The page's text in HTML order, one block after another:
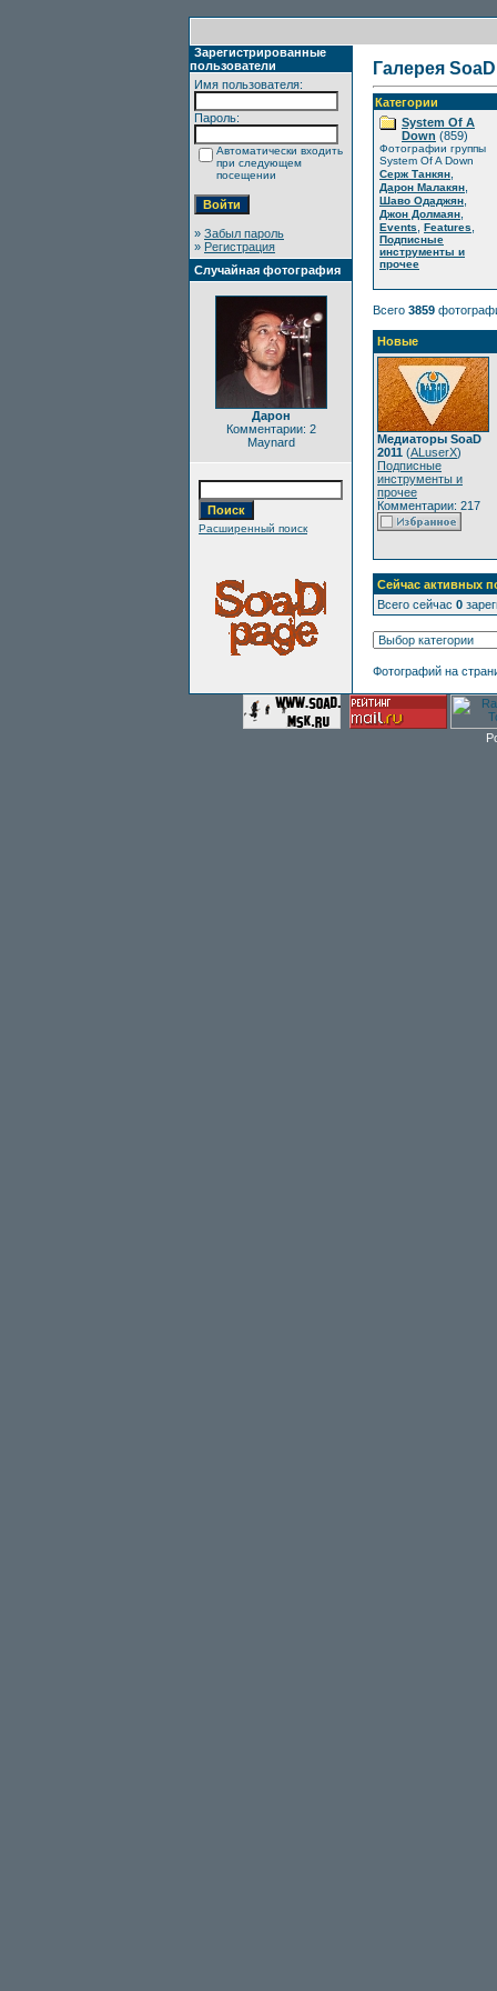
Зарегистрированные
пользователи
Имя пользователя:
Пароль:
Автоматически входить
при следующем
посещении
» Забыл пароль
» Регистрация
Случайная фотография
Дарон
Комментарии: 2
Maynard
Расширенный поиск
Галерея
Категории
System Of A
Down (859)
Фотографии группы
System Of A Down
Серж Танкян
Дарон Малакян
Шаво Одаджян
Джон Долмаян
Events Features
Подписные
инструменты и
прочее
Всего 3859
Новые
Медиаторы SoaD
2011 (ALuserX)
Подписные
инструменты и
прочее
Комментарии: 217
Сейчас активных
Всего сейчас 0
Фотографий на